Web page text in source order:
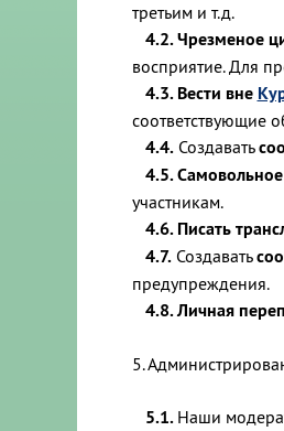
третьим и т.д.
4.2. Чрезменое
восприятие. Для
4.3. Вести вне
соответствующие
4.4.Создавать
4.5.
участникам.
4.6. Писать
4.7.Создавать
предупреждения.
4.8. Личная
5.
5.1. Наши